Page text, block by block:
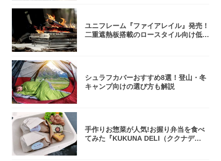
ユニフレーム『ファイアレイル』発売！
二重遮熱板搭載のロースタイル向け低型
シュラフカバーおすすめ8選！登山・冬
キャンプ向けの選び方も解説
手作りお惣菜が人気!お握り弁当を食べ
てみた『KUKUNA DELI（ククナデ